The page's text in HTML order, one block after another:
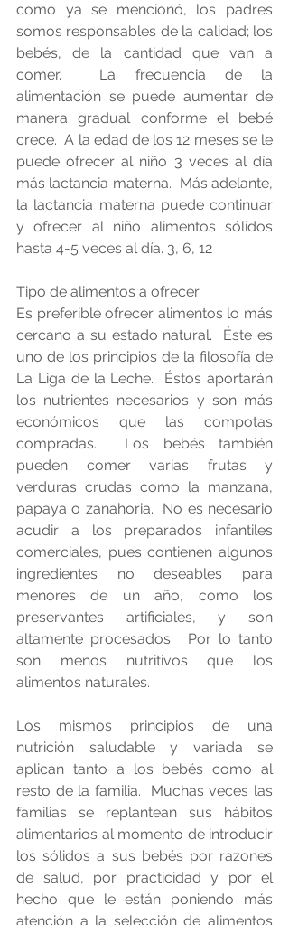
como ya se mencionó, los padres
somos responsables de la calidad; los
bebés, de la cantidad que van a
comer.  La frecuencia de la
alimentación se puede aumentar de
manera gradual conforme el bebé
crece.  A la edad de los 12 meses se le
puede ofrecer al niño 3 veces al día
más lactancia materna.  Más adelante,
la lactancia materna puede continuar
y ofrecer al niño alimentos sólidos
hasta 4-5 veces al día. 3, 6, 12
Tipo de alimentos a ofrecer
Es preferible ofrecer alimentos lo más
cercano a su estado natural.  Éste es
uno de los principios de la filosofía de
La Liga de la Leche.  Éstos aportarán
los nutrientes necesarios y son más
económicos que las compotas
compradas.  Los bebés también
pueden comer varias frutas y
verduras crudas como la manzana,
papaya o zanahoria.  No es necesario
acudir a los preparados infantiles
comerciales, pues contienen algunos
ingredientes no deseables para
menores de un año, como los
preservantes artificiales, y son
altamente procesados.  Por lo tanto
son menos nutritivos que los
alimentos naturales.
Los mismos principios de una
nutrición saludable y variada se
aplican tanto a los bebés como al
resto de la familia.  Muchas veces las
familias se replantean sus hábitos
alimentarios al momento de introducir
los sólidos a sus bebés por razones
de salud, por practicidad y por el
hecho que le están poniendo más
atención a la selección de alimentos